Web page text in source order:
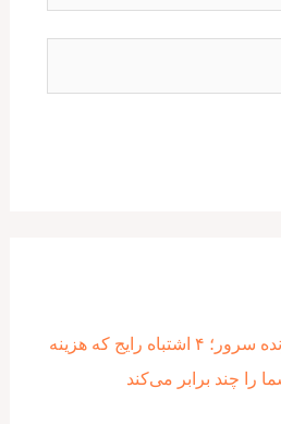
بهترین پردازنده‌ سرور؛ ۴ اشتباه رایج که هزینه
را چند برابر می‌کند